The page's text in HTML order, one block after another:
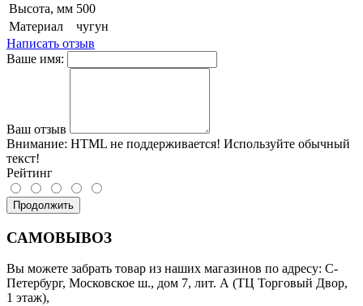
Высота, мм 500
Материал
чугун
Написать отзыв
Ваше имя:
Ваш отзыв
Внимание: HTML не поддерживается! Используйте обычный
текст!
Рейтинг
Продолжить
САМОВЫВОЗ
Вы можете забрать товар из наших магазинов по адресу: С-
Петербург, Московское ш., дом 7, лит. А (ТЦ Торговый Двор,
1 этаж),